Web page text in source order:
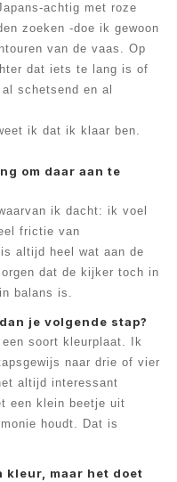
achtig met roze
zoeken -doe ik gewoon
van de vaas. Op
dat iets te lang is of
schetsend en al
ik dat ik klaar ben.
om daar aan te
ik dacht: ik voel
frictie van
altijd heel wat aan de
dat de kijker toch in
balans is.
je volgende stap?
soort kleurplaat. Ik
naar drie of vier
altijd interessant
een klein beetje uit
houdt. Dat is
kleur, maar het doet